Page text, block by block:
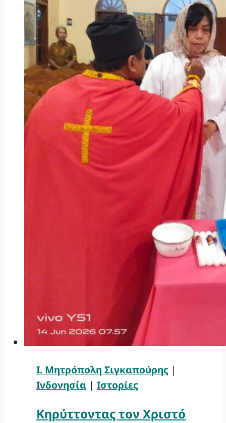
Ι. Μητρόπολη Σιγκαπούρης |
Ινδονησία | Ιστορίες
Κηρύττοντας τον Χριστό